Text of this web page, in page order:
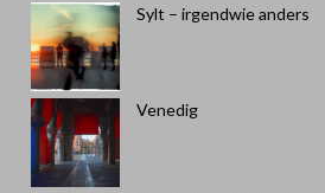
Sylt – irgendwie anders
Venedig